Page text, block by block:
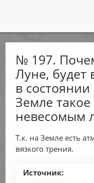
№ 197.
Луне, будет
в
Земле
невесомым
Т.к. на Земле есть
вязкого трения.
Источник: